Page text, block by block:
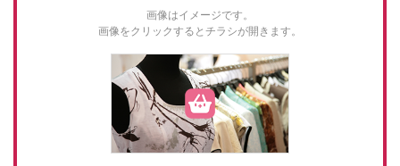
画像はイメージです。
画像をクリックするとチラシが開きます。